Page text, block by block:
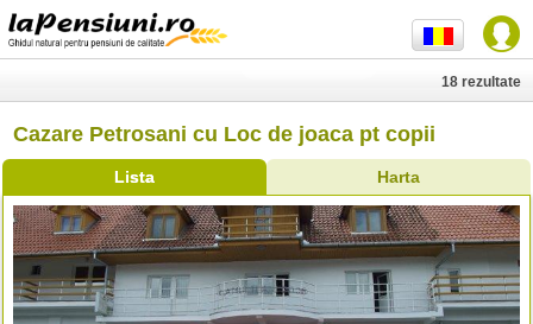
Cazare Petrosani cu Loc de joaca pt copii
Lista Harta
18 rezultate